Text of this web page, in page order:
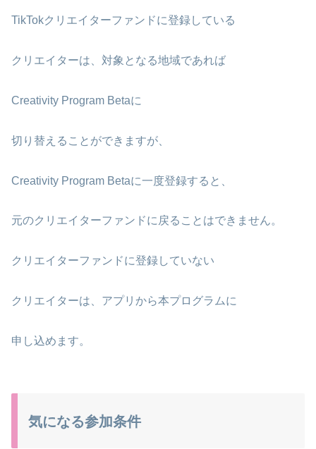
TikTokクリエイターファンドに登録している
クリエイターは、対象となる地域であれば
Creativity Program Betaに
切り替えることができますが、
Creativity Program Betaに一度登録すると、
元のクリエイターファンドに戻ることはできません。
クリエイターファンドに登録していない
クリエイターは、アプリから本プログラムに
申し込めます。
気になる参加条件